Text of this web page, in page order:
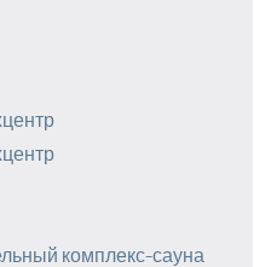
комплекс-сауна